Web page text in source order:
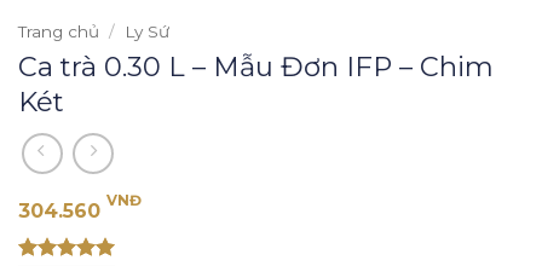
Trang chủ / Ly Sứ
Ca trà 0.30 L – Mẫu Đơn IFP – Chim
Két
304.560 VNĐ